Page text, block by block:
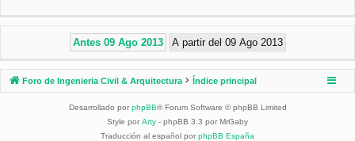
Foro de Ingenieria Civil & Arquitectura Índice principal
Desarrollado por phpBB® Forum Software © phpBB Limited
Style por Arty - phpBB 3.3 por MrGaby
Traducción al español por phpBB España